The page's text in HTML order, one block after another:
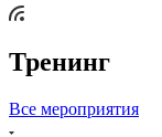
Тренинг
Все мероприятия